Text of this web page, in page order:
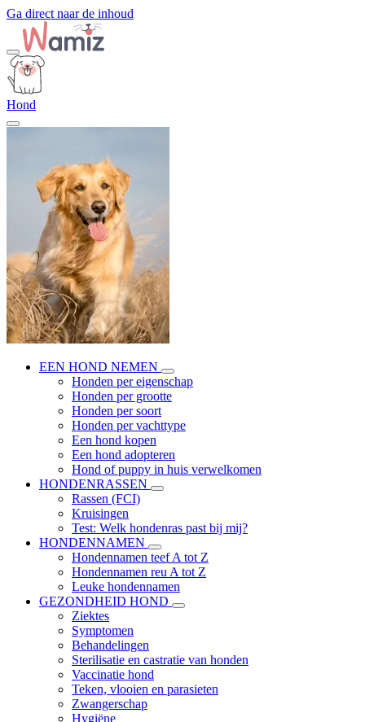
Ga direct naar de inhoud
Hond
EEN HOND NEMEN
Honden per eigenschap
Honden per grootte
Honden per soort
Honden per vachttype
Een hond kopen
Een hond adopteren
Hond of puppy in huis verwelkomen
HONDENRASSEN
Rassen (FCI)
Kruisingen
Test: Welk hondenras past bij mij?
HONDENNAMEN
Hondennamen teef A tot Z
Hondennamen reu A tot Z
Leuke hondennamen
GEZONDHEID HOND
Ziektes
Symptomen
Behandelingen
Sterilisatie en castratie van honden
Vaccinatie hond
Teken, vlooien en parasieten
Zwangerschap
Hygiëne